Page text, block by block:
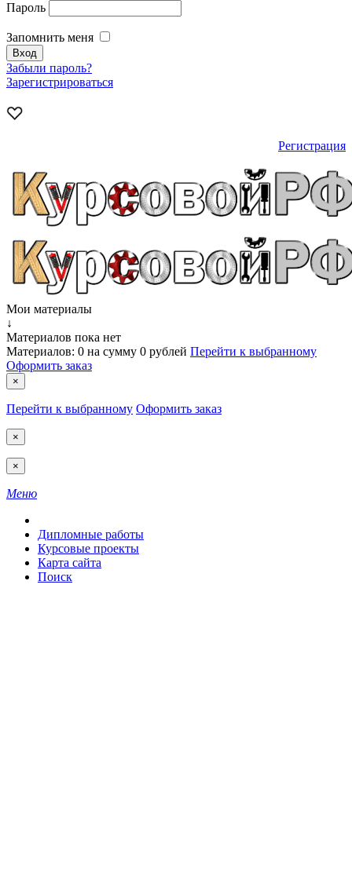
Пароль
Запомнить меня
Забыли пароль?
Зарегистрироваться
Регистрация
Мои материалы
↓
Материалов пока нет
Материалов: 0 на сумму 0 рублей Перейти к выбранному
Оформить заказ
×
Перейти к выбранному Оформить заказ
×
×
Меню
Дипломные работы
Курсовые проекты
Карта сайта
Поиск